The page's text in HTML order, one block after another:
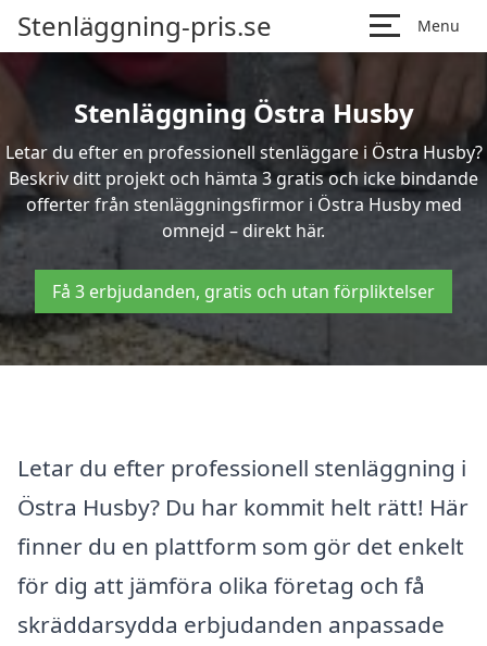
Stenläggning-pris.se Menu
Stenläggning Östra Husby
Letar du efter en professionell stenläggare i Östra Husby?
Beskriv ditt projekt och hämta 3 gratis och icke bindande
offerter från stenläggningsfirmor i Östra Husby med
omnejd – direkt här.
Få 3 erbjudanden, gratis och utan förpliktelser
Letar du efter professionell stenläggning i
Östra Husby? Du har kommit helt rätt! Här
finner du en plattform som gör det enkelt
för dig att jämföra olika företag och få
skräddarsydda erbjudanden anpassade